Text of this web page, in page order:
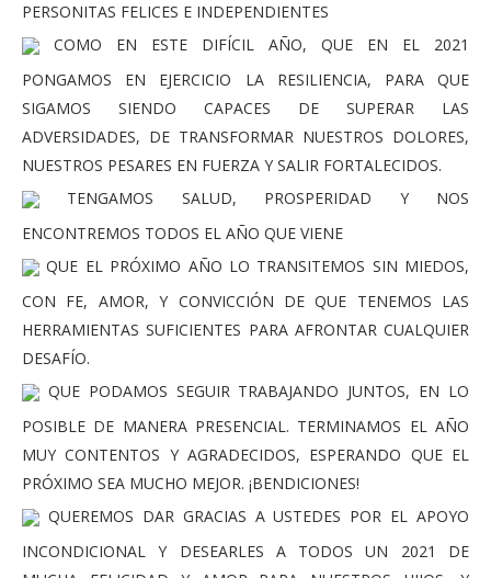
PERSONITAS FELICES E INDEPENDIENTES
COMO EN ESTE DIFÍCIL AÑO, QUE EN EL 2021
PONGAMOS EN EJERCICIO LA RESILIENCIA, PARA QUE
SIGAMOS SIENDO CAPACES DE SUPERAR LAS
ADVERSIDADES, DE TRANSFORMAR NUESTROS DOLORES,
NUESTROS PESARES EN FUERZA Y SALIR FORTALECIDOS.
TENGAMOS SALUD, PROSPERIDAD Y NOS
ENCONTREMOS TODOS EL AÑO QUE VIENE
QUE EL PRÓXIMO AÑO LO TRANSITEMOS SIN MIEDOS,
CON FE, AMOR, Y CONVICCIÓN DE QUE TENEMOS LAS
HERRAMIENTAS SUFICIENTES PARA AFRONTAR CUALQUIER
DESAFÍO.
QUE PODAMOS SEGUIR TRABAJANDO JUNTOS, EN LO
POSIBLE DE MANERA PRESENCIAL. TERMINAMOS EL AÑO
MUY CONTENTOS Y AGRADECIDOS, ESPERANDO QUE EL
PRÓXIMO SEA MUCHO MEJOR. ¡BENDICIONES!
QUEREMOS DAR GRACIAS A USTEDES POR EL APOYO
INCONDICIONAL Y DESEARLES A TODOS UN 2021 DE